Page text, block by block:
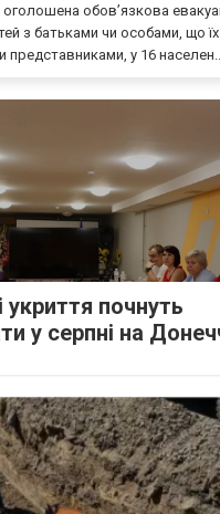
оголошена обов’язкова
з батьками чи особами, що
представниками, у 16
укриття почнуть
у серпні на